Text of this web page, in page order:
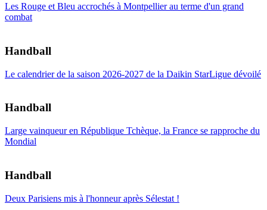
Les Rouge et Bleu accrochés à Montpellier au terme d'un grand
combat
Handball
Le calendrier de la saison 2026-2027 de la Daikin StarLigue dévoilé
Handball
Large vainqueur en République Tchèque, la France se rapproche du
Mondial
Handball
Deux Parisiens mis à l'honneur après Sélestat !